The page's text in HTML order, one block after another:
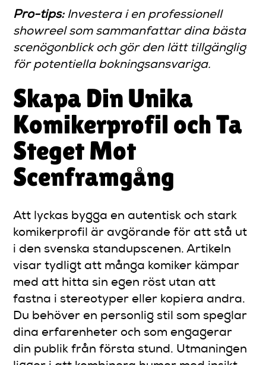
Pro-tips: Investera i en professionell
showreel som sammanfattar dina bästa
scenögonblick och gör den lätt tillgänglig
för potentiella bokningsansvariga.
Skapa Din Unika
Komikerprofil och Ta
Steget Mot
Scenframgång
Att lyckas bygga en autentisk och stark
komikerprofil är avgörande för att stå ut
i den svenska standupscenen. Artikeln
visar tydligt att många komiker kämpar
med att hitta sin egen röst utan att
fastna i stereotyper eller kopiera andra.
Du behöver en personlig stil som speglar
dina erfarenheter och som engagerar
din publik från första stund. Utmaningen